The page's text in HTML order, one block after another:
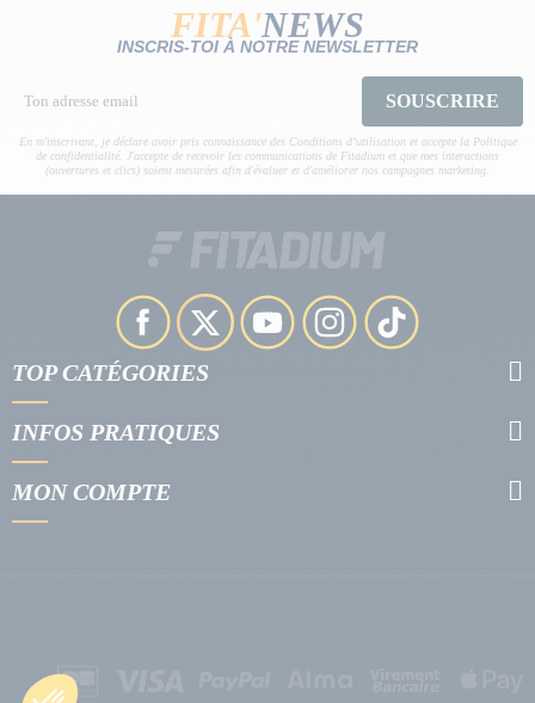
FITA'NEWS
INSCRIS-TOI À NOTRE NEWSLETTER
SOUSCRIRE
En m'inscrivant, je déclare avoir pris connaissance des Conditions d’utilisation et accepte la Politique
de confidentialité. J'accepte de recevoir les communications de Fitadium et que mes interactions
(ouvertures et clics) soient mesurées afin d'évaluer et d'améliorer nos campagnes marketing.
TOP CATÉGORIES
INFOS PRATIQUES
MON COMPTE